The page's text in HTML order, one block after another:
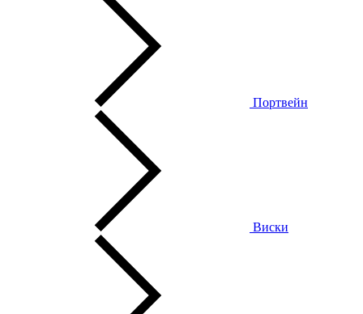
Портвейн
Виски